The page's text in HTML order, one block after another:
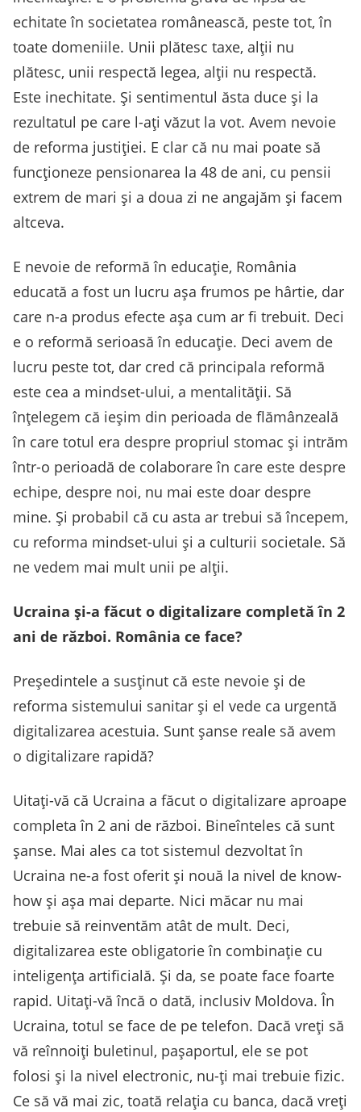
echitate în societatea românească, peste tot, în
toate domeniile. Unii plătesc taxe, alții nu
plătesc, unii respectă legea, alții nu respectă.
Este inechitate. Și sentimentul ăsta duce și la
rezultatul pe care l-ați văzut la vot. Avem nevoie
de reforma justiției. E clar că nu mai poate să
funcționeze pensionarea la 48 de ani, cu pensii
extrem de mari și a doua zi ne angajăm și facem
altceva.
E nevoie de reformă în educație, România
educată a fost un lucru așa frumos pe hârtie, dar
care n-a produs efecte așa cum ar fi trebuit. Deci
e o reformă serioasă în educație. Deci avem de
lucru peste tot, dar cred că principala reformă
este cea a mindset-ului, a mentalității. Să
înțelegem că ieșim din perioada de flămânzeală
în care totul era despre propriul stomac și intrăm
într-o perioadă de colaborare în care este despre
echipe, despre noi, nu mai este doar despre
mine. Și probabil că cu asta ar trebui să începem,
cu reforma mindset-ului și a culturii societale. Să
ne vedem mai mult unii pe alții.
Ucraina și-a făcut o digitalizare completă în 2
ani de război. România ce face?
Președintele a susținut că este nevoie și de
reforma sistemului sanitar și el vede ca urgentă
digitalizarea acestuia. Sunt șanse reale să avem
o digitalizare rapidă?
Uitați-vă că Ucraina a făcut o digitalizare aproape
completa în 2 ani de război. Bineînteles că sunt
șanse. Mai ales ca tot sistemul dezvoltat în
Ucraina ne-a fost oferit și nouă la nivel de know-
how și așa mai departe. Nici măcar nu mai
trebuie să reinventăm atât de mult. Deci,
digitalizarea este obligatorie în combinație cu
inteligența artificială. Și da, se poate face foarte
rapid. Uitați-vă încă o dată, inclusiv Moldova. În
Ucraina, totul se face de pe telefon. Dacă vreți să
vă reînnoiți buletinul, pașaportul, ele se pot
folosi și la nivel electronic, nu-ți mai trebuie fizic.
Ce să vă mai zic, toată relația cu banca, dacă vreți